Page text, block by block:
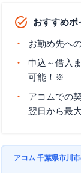
おすすめポ
お勤め先へ
申込～借入
可能！※
アコムでの
翌日から最
アコム 千葉県市川